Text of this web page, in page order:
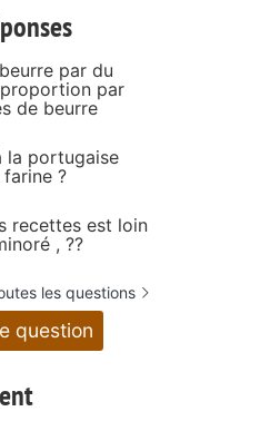
par du
par
de beurre
la portugaise
?
recettes est loin
, ??
les questions
question